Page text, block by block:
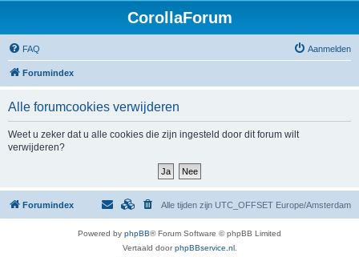
CorollaForum
FAQ Aanmelden
Forumindex
Alle forumcookies verwijderen
Weet u zeker dat u alle cookies die zijn ingesteld door dit forum wilt
verwijderen?
Forumindex Alle tijden zijn UTC_OFFSET Europe/Amsterdam
Powered by phpBB® Forum Software © phpBB Limited
Vertaald doorphpBBservice.nl.